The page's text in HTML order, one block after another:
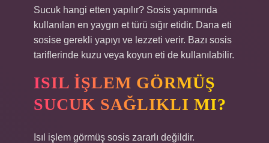
Sucuk hangi etten yapılır? Sosis yapımında
kullanılan en yaygın et türü sığır etidir. Dana eti
sosise gerekli yapıyı ve lezzeti verir. Bazı sosis
tariflerinde kuzu veya koyun eti de kullanılabilir.
ISIL IŞLEM GÖRMÜŞ
SUCUK SAĞLIKLI MI?
Isıl işlem görmüş sosis zararlı değildir.